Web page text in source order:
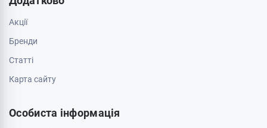
Обмін та повернення
Зв'яжіться з нами
0 800 403 173
044 334 54 27
063 789 66 52